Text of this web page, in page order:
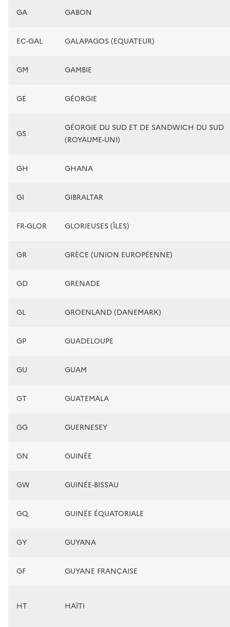
GA GABON
EC-GAL GALAPAGOS (EQUATEUR)
GM GAMBIE
GE GÉORGIE
GS
GÉORGIE DU SUD ET DE SANDWICH DU SUD
(ROYAUME-UNI)
GH GHANA
GI GIBRALTAR
FR-GLOR GLORIEUSES (ÎLES)
GR GRÈCE (UNION EUROPÉENNE)
GD GRENADE
GL GROENLAND (DANEMARK)
GP GUADELOUPE
GU GUAM
GT GUATEMALA
GG GUERNESEY
GN GUINÉE
GW GUINÉE-BISSAU
GQ GUINÉE ÉQUATORIALE
GY GUYANA
GF GUYANE FRANÇAISE
HT HAÏTI